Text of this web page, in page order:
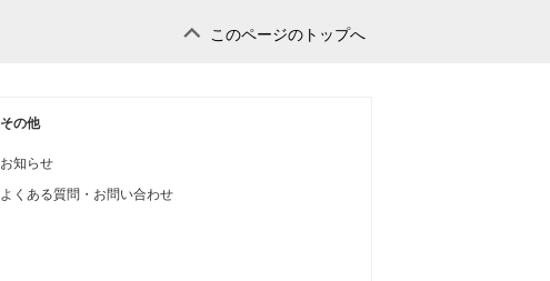
このページのトップへ
その他
お知らせ
よくある質問・お問い合わせ